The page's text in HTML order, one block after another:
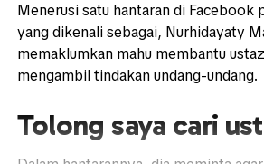
Menerusi satu hantaran di Facebook
yang dikenali sebagai, Nurhidayaty
memaklumkan mahu membantu
mengambil tindakan undang-undang.
Tolong saya cari